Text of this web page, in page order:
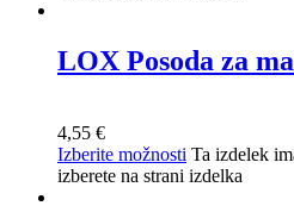
LOX Posoda za
4,55 €
Izberite možnosti Ta izdelek
izberete na strani izdelka